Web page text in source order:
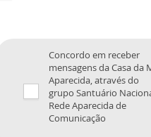
Concordo em receber
mensagens da Casa da
Aparecida, através do
grupo Santuário
Rede Aparecida de
Comunicação